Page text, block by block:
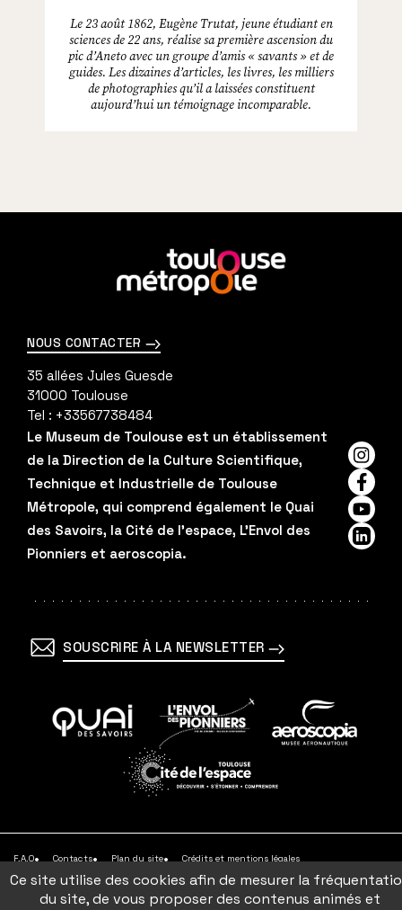
Ce site utilise des cookies afin de mesurer la
du site, de vous proposer des contenus animés et
Le 23 août 1862, Eugène Trutat, jeune étudiant en
sciences de 22 ans, réalise sa première ascension du
pic d’Aneto avec un groupe d’amis « savants » et de
guides. Les dizaines d’articles, les livres, les milliers
de photographies qu’il a laissées constituent
aujourd’hui un témoignage incomparable.
En
savoir
plus
NOUS CONTACTER
35 allées Jules Guesde
31000 Toulouse
Tel : +33567738484
Le Museum de Toulouse est un établissement
de la Direction de la Culture Scientifique,
Technique et Industrielle de Toulouse
Métropole, qui comprend également le Quai
des Savoirs, la Cité de l'espace, L'Envol des
Pionniers et aeroscopia.
SOUSCRIRE À LA NEWSLETTER
En
savoir
plus
F.A.Q Contacts Plan du site
Crédits et mentions légales
Accessibilité (Partiellement conforme)
Gestion des cookies CGV